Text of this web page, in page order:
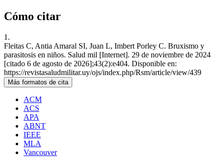
Cómo citar
1.
Fleitas C, Antia Amaral SI, Juan L, Imbert Porley C. Bruxismo y
parasitosis en niños. Salud mil [Internet]. 29 de noviembre de 2024
[citado 6 de agosto de 2026];43(2):e404. Disponible en:
https://revistasaludmilitar.uy/ojs/index.php/Rsm/article/view/439
Más formatos de cita
ACM
ACS
APA
ABNT
IEEE
MLA
Vancouver